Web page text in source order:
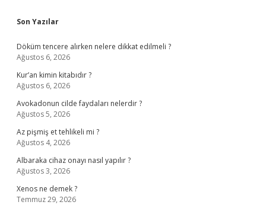
Sidebar
Son Yazılar
Döküm tencere alırken nelere dikkat edilmeli ?
Ağustos 6, 2026
Kur’an kimin kitabıdır ?
Ağustos 6, 2026
Avokadonun cilde faydaları nelerdir ?
Ağustos 5, 2026
Az pişmiş et tehlikeli mi ?
Ağustos 4, 2026
Albaraka cihaz onayı nasıl yapılır ?
Ağustos 3, 2026
Xenos ne demek ?
Temmuz 29, 2026